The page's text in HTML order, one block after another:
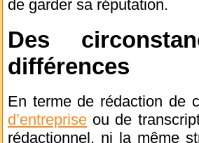
de garder sa réputation.
Des
différences
En terme de rédaction de
d’entreprise ou de
rédactionnel, ni la même